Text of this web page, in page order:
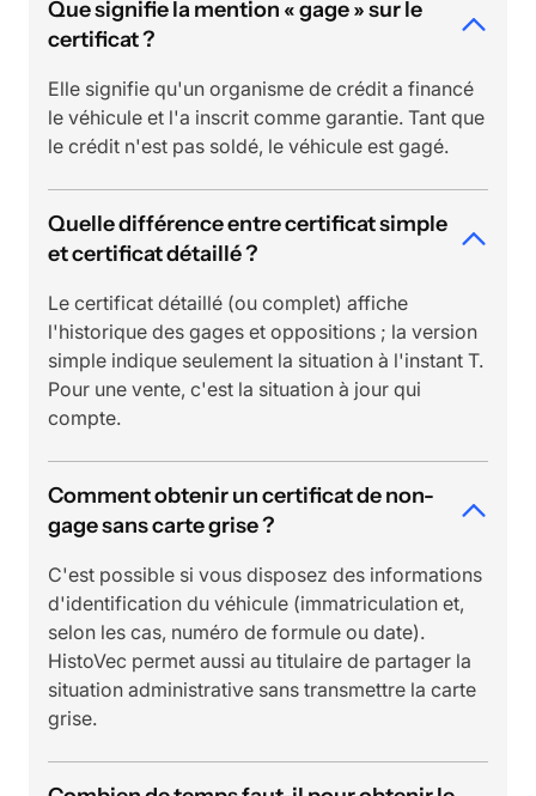
Que signifie la mention « gage » sur le
certificat ?
Elle signifie qu'un organisme de crédit a financé
le véhicule et l'a inscrit comme garantie. Tant que
le crédit n'est pas soldé, le véhicule est gagé.
Quelle différence entre certificat simple
et certificat détaillé ?
Le certificat détaillé (ou complet) affiche
l'historique des gages et oppositions ; la version
simple indique seulement la situation à l'instant T.
Pour une vente, c'est la situation à jour qui
compte.
Comment obtenir un certificat de non-
gage sans carte grise ?
C'est possible si vous disposez des informations
d'identification du véhicule (immatriculation et,
selon les cas, numéro de formule ou date).
HistoVec permet aussi au titulaire de partager la
situation administrative sans transmettre la carte
grise.